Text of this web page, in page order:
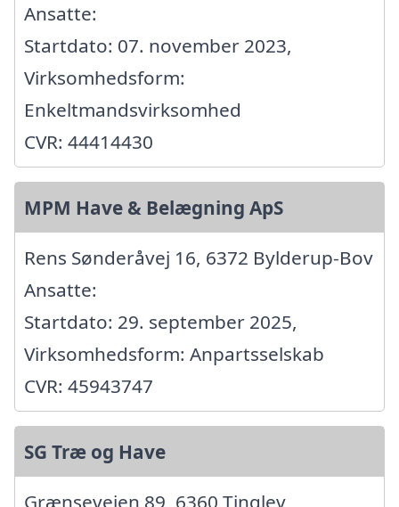
Ansatte:
Startdato: 07. november 2023,
Virksomhedsform:
Enkeltmandsvirksomhed
CVR: 44414430
MPM Have & Belægning ApS
Rens Sønderåvej 16, 6372 Bylderup-Bov
Ansatte:
Startdato: 29. september 2025,
Virksomhedsform: Anpartsselskab
CVR: 45943747
SG Træ og Have
Grænsevejen 89, 6360 Tinglev